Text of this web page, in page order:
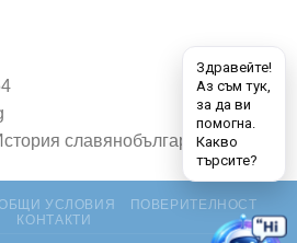
славянобългарска" 7
УСЛОВИЯ
ПОВЕРИТЕЛНОСТ
КОНТАКТИ